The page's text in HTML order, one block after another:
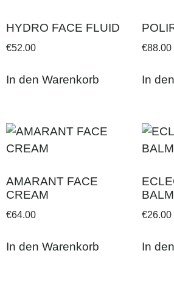
HYDRO FACE FLUID
€52.00
In den Warenkorb
€88.00
In
AMARANT FACE
CREAM
€64.00
In den Warenkorb
BALM
€26.00
In